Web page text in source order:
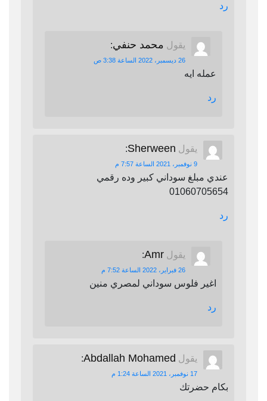
رد
يقول محمد حنفي:
26 ديسمبر، 2022 الساعة 3:38 ص
عمله ايه
رد
يقول Sherween
:
9 نوفمبر، 2021 الساعة 7:57 م
عندي مبلغ سوداني كبير وده رقمي
01060705654
رد
يقول Amr
:
26 فبراير، 2022 الساعة 7:52 م
اغير فلوس سوداني لمصري منين
رد
يقول Abdallah Mohamed
:
17 نوفمبر، 2021 الساعة 1:24 م
بكام حضرتك